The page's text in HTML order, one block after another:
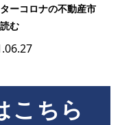
ーコロナの不動産市
む
こちら